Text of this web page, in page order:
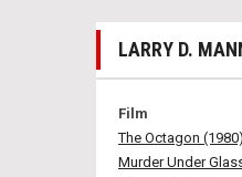
LARRY D.
Film
The Octagon (1980)
Murder Under